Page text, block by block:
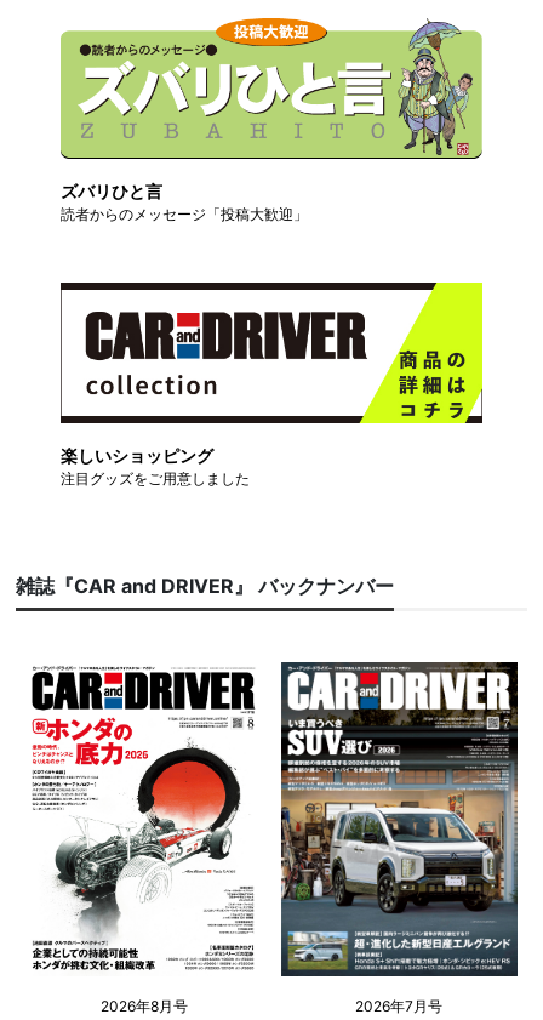
ズバリひと言
読者からのメッセージ「投稿大歓迎」
楽しいショッピング
注目グッズをご用意しました
雑誌『CAR and DRIVER』 バックナンバー
2026年8月号 2026年7月号